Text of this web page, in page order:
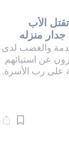
الأب
منزله
والغضب لدى
عن استيائهم
على رب الأسرة.